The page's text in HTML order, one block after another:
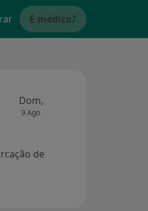
É médico?
Dom,
9 Ago
de